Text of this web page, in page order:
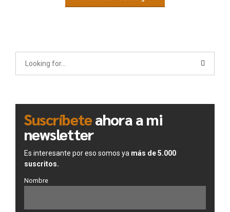
Suscríbeteahora a mi
newsletter
Es interesante por eso somos ya más de 5.000
suscritos.
Nombre